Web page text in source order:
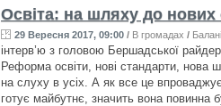
Освіта: на шляху до нових
29 Вересня 2017, 09:00 / В громадах /
інтерв’ю з головою Бершадської
Реформа освіти, нові стандарти, нова
на слуху в усіх. А як все це
готує майбутнє, значить вона повинна